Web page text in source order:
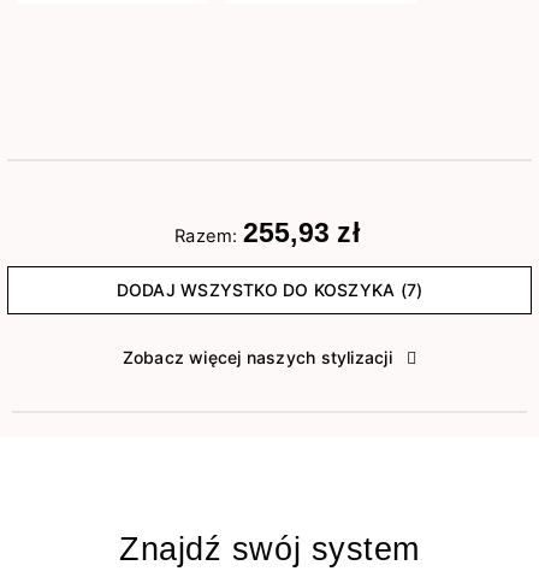
Razem: 255,93 zł
DODAJ WSZYSTKO DO KOSZYKA (7)
Zobacz więcej naszych stylizacji
Znajdź swój system